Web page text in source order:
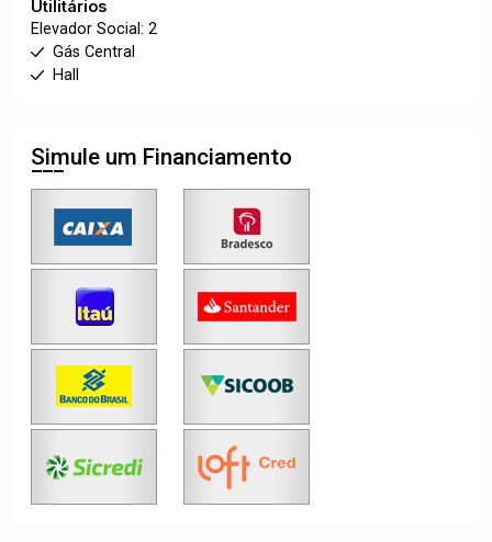
Utilitários
Elevador Social: 2
Gás Central
Hall
Simule um Financiamento